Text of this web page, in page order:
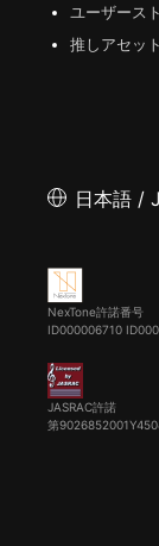
ユーザース
推しアセッ
NexTone許諾番号
ID000006710
JASRAC許諾
第